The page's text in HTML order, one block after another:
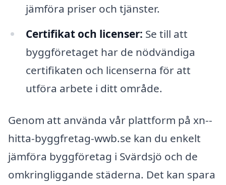
jämföra priser och tjänster.
Certifikat och licenser: Se till att
byggföretaget har de nödvändiga
certifikaten och licenserna för att
utföra arbete i ditt område.
Genom att använda vår plattform på xn--
hitta-byggfretag-wwb.se kan du enkelt
jämföra byggföretag i Svärdsjö och de
omkringliggande städerna. Det kan spara